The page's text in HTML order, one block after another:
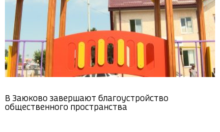
В Заюково завершают благоустройство
общественного пространства